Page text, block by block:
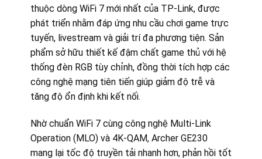
thuộc dòng WiFi 7 mới nhất của TP-Link, được
phát triển nhằm đáp ứng nhu cầu chơi game trực
tuyến, livestream và giải trí đa phương tiện. Sản
phẩm sở hữu thiết kế đậm chất game thủ với hệ
thống đèn RGB tùy chỉnh, đồng thời tích hợp các
công nghệ mạng tiên tiến giúp giảm độ trễ và
tăng độ ổn định khi kết nối.
Nhờ chuẩn WiFi 7 cùng công nghệ Multi-Link
Operation (MLO) và 4K-QAM, Archer GE230
mang lại tốc độ truyền tải nhanh hơn, phản hồi tốt